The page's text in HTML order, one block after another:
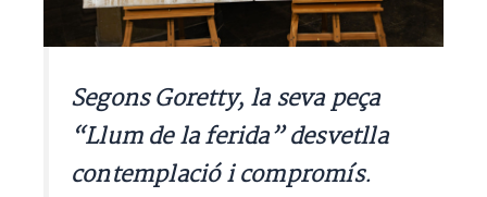
Segons Goretty, la seva peça
“Llum de la ferida” desvetlla
contemplació i compromís.